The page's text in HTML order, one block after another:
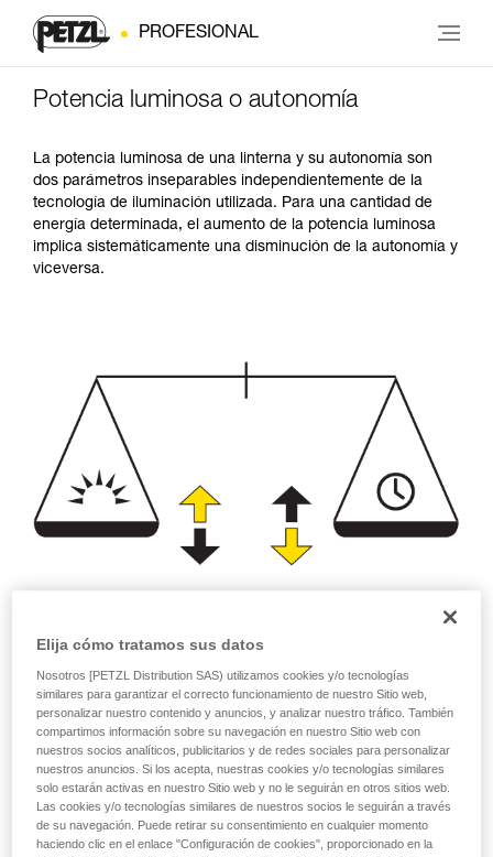
PROFESIONAL
Potencia luminosa o autonomía
La potencia luminosa de una linterna y su autonomía son
dos parámetros inseparables independientemente de la
tecnología de iluminación utilizada. Para una cantidad de
energía determinada, el aumento de la potencia luminosa
implica sistemáticamente una disminución de la autonomía y
viceversa.
o
Priorizar la potencia
de iluminación en
detrimento de la
autonomía
Priorizar la
autonomía en
detrimento de la
potencia de
iluminación
Elija cómo tratamos sus datos
Nosotros [PETZL Distribution SAS) utilizamos cookies y/o tecnologías
similares para garantizar el correcto funcionamiento de nuestro Sitio web,
personalizar nuestro contenido y anuncios, y analizar nuestro tráfico. También
compartimos información sobre su navegación en nuestro Sitio web con
nuestros socios analíticos, publicitarios y de redes sociales para personalizar
nuestros anuncios. Si los acepta, nuestras cookies y/o tecnologías similares
solo estarán activas en nuestro Sitio web y no le seguirán en otros sitios web.
Las cookies y/o tecnologías similares de nuestros socios le seguirán a través
de su navegación. Puede retirar su consentimiento en cualquier momento
haciendo clic en el enlace "Configuración de cookies", proporcionado en la